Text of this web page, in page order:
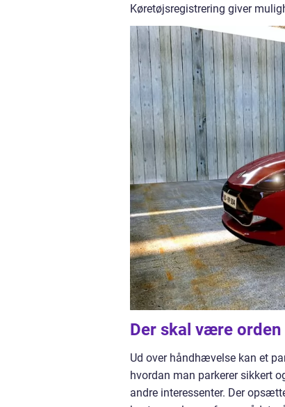
Køretøjsregistrering giver
Der skal være
Ud over håndhævelse kan et
hvordan man parkerer sikkert
andre interessenter. Der